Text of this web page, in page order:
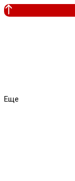
Еще